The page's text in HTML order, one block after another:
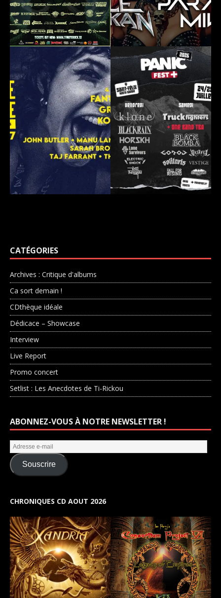
CATÉGORIES
Archives : Critique d'albums
Ca sort demain !
CDthèque idéale
Dédicace – Showcase
Interview
Live Report
Promo concert
Setlist : Les Anecdotes de Ti-Rickou
ABONNEZ-VOUS À NOTRE NEWSLETTER !
Souscrire
CHRONIQUES CD AOUT 2026